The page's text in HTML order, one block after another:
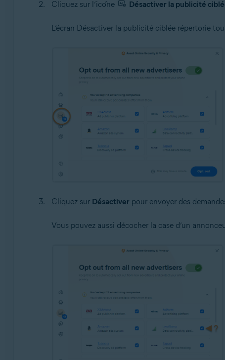
Cliquez sur l’icône Désactiver la publicité
L’écran Désactiver la publicité ciblée répertorie
Cliquez sur Désactiver pour envoyer des
Vous pouvez aussi décocher la case d’un